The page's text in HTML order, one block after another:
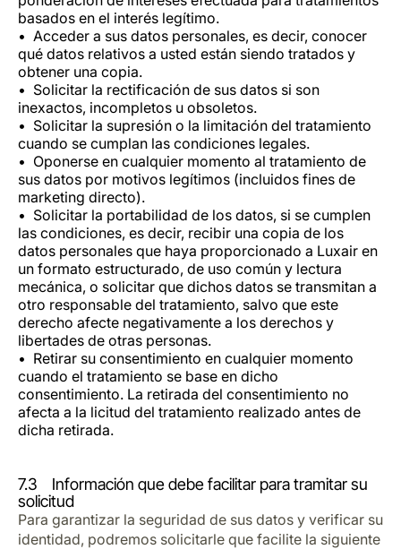
basados en el interés legítimo.
Acceder a sus datos personales, es decir, conocer
qué datos relativos a usted están siendo tratados y
obtener una copia.
Solicitar la rectificación de sus datos si son
inexactos, incompletos u obsoletos.
Solicitar la supresión o la limitación del tratamiento
cuando se cumplan las condiciones legales.
Oponerse en cualquier momento al tratamiento de
sus datos por motivos legítimos (incluidos fines de
marketing directo).
Solicitar la portabilidad de los datos, si se cumplen
las condiciones, es decir, recibir una copia de los
datos personales que haya proporcionado a Luxair en
un formato estructurado, de uso común y lectura
mecánica, o solicitar que dichos datos se transmitan a
otro responsable del tratamiento, salvo que este
derecho afecte negativamente a los derechos y
libertades de otras personas.
Retirar su consentimiento en cualquier momento
cuando el tratamiento se base en dicho
consentimiento. La retirada del consentimiento no
afecta a la licitud del tratamiento realizado antes de
dicha retirada.
7.3 Información que debe facilitar para tramitar su
solicitud
Para garantizar la seguridad de sus datos y verificar su
identidad, podremos solicitarle que facilite la siguiente